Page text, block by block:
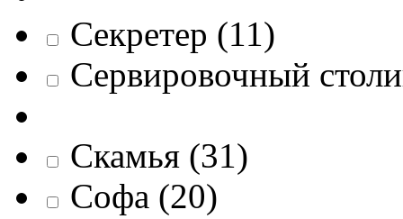
Секретер (11)
Сервировочный
Скамья (31)
Софа (20)